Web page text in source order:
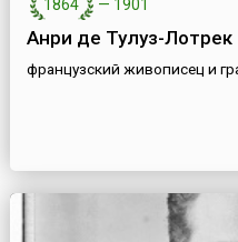
1864 — 1901
Анри де Тулуз-Лотрек
французский живописец и